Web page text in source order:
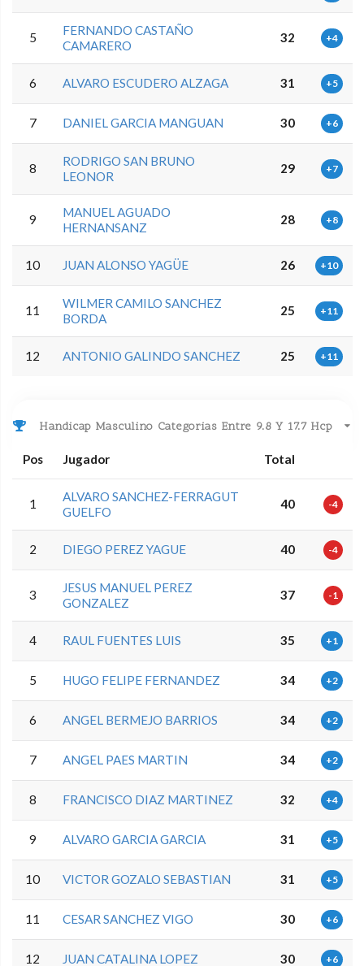
5
FERNANDO CASTAÑO
CAMARERO
32 +4
6 ALVARO ESCUDERO ALZAGA 31 +5
7 DANIEL GARCIA MANGUAN 30 +6
8
RODRIGO SAN BRUNO
LEONOR
29 +7
9
MANUEL AGUADO
HERNANSANZ
28 +8
10 JUAN ALONSO YAGÜE 26 +10
11
WILMER CAMILO SANCHEZ
BORDA
25 +11
12 ANTONIO GALINDO SANCHEZ 25 +11
Handicap Masculino Categorias Entre 9.8 Y 17.7 Hcp
Pos Jugador Total
1
ALVARO SANCHEZ-FERRAGUT
GUELFO
40 -4
2 DIEGO PEREZ YAGUE 40 -4
3
JESUS MANUEL PEREZ
GONZALEZ
37 -1
4 RAUL FUENTES LUIS 35 +1
5 HUGO FELIPE FERNANDEZ 34 +2
6 ANGEL BERMEJO BARRIOS 34 +2
7 ANGEL PAES MARTIN 34 +2
8 FRANCISCO DIAZ MARTINEZ 32 +4
9 ALVARO GARCIA GARCIA 31 +5
10 VICTOR GOZALO SEBASTIAN 31 +5
11 CESAR SANCHEZ VIGO 30 +6
12 JUAN CATALINA LOPEZ 30 +6